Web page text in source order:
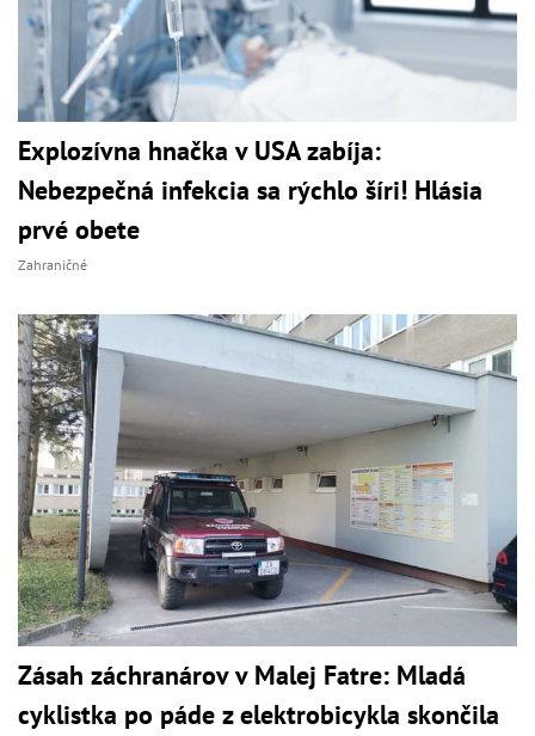
Explozívna hnačka v USA zabíja:
Nebezpečná infekcia sa rýchlo šíri! Hlásia
prvé obete
Zahraničné
Zásah záchranárov v Malej Fatre: Mladá
cyklistka po páde z elektrobicykla skončila